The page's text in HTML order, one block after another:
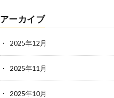
アーカイブ
2025年12月
2025年11月
2025年10月